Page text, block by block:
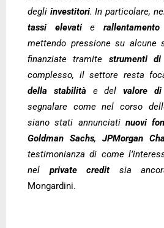
degli investitori. In particolare,
tassi
elevatie rallentamento
mettendo pressione su alcune
finanziate tramite strumenti
complesso, il settore resta
della stabilitàe del valore
segnalare come nel corso
siano stati annunciati nuovi
Goldman Sachs, JPMorgan
testimonianza di come
nel private creditsia
Mongardini.